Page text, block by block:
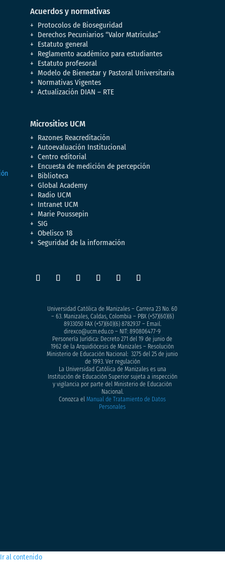
Acuerdos y normativas
Protocolos de Bioseguridad
Derechos Pecuniarios “Valor Matrículas”
Estatuto general
Reglamento académico para estudiantes
Estatuto profesoral
Modelo de Bienestar y Pastoral Universitaria
Normativas Vigentes
Actualización DIAN – RTE
Micrositios UCM
Razones Reacreditación
Autoevaluación Institucional
Centro editorial
Encuesta de medición de percepción
Biblioteca
Global Academy
Radio UCM
Intranet UCM
Marie Poussepin
SIG
Obelisco 18
Seguridad de la información
Universidad Católica de Manizales – Carrera 23 No. 60
– 63. Manizales, Caldas, Colombia – PBX (+57)(60)(6)
8933050FAX (+57)(60)(6) 8782937 – Email.
direxco@ucm.edu.co – NIT: 890806477-9
Personería Jurídica: Decreto 271 del 19 de junio de
1962 de la Arquidiócesis de Manizales – Resolución
Ministerio de Educación Nacional: 3275 del 25 de junio
de 1993. Ver regulación
La Universidad Católica de Manizales es una
Institución de Educación Superior sujeta a inspección
y vigilancia por parte del Ministerio de Educación
Nacional.
Conozca elManual de Tratamiento de Datos
Personales
Ir al contenido